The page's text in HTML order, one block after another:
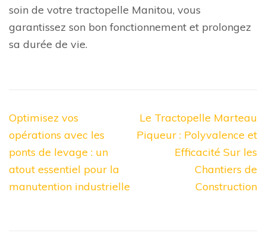
soin de votre tractopelle Manitou, vous
garantissez son bon fonctionnement et prolongez
sa durée de vie.
Navigation
de
l’article
Optimisez vos
opérations avec les
ponts de levage : un
atout essentiel pour la
manutention industrielle
Le Tractopelle Marteau
Piqueur : Polyvalence et
Efficacité Sur les
Chantiers de
Construction